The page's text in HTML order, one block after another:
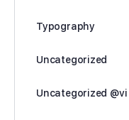
Typography
Uncategorized
Uncategorized @vi